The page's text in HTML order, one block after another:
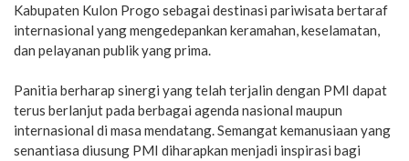
Kabupaten Kulon Progo sebagai destinasi pariwisata bertaraf
internasional yang mengedepankan keramahan, keselamatan,
dan pelayanan publik yang prima.
Panitia berharap sinergi yang telah terjalin dengan PMI dapat
terus berlanjut pada berbagai agenda nasional maupun
internasional di masa mendatang. Semangat kemanusiaan yang
senantiasa diusung PMI diharapkan menjadi inspirasi bagi